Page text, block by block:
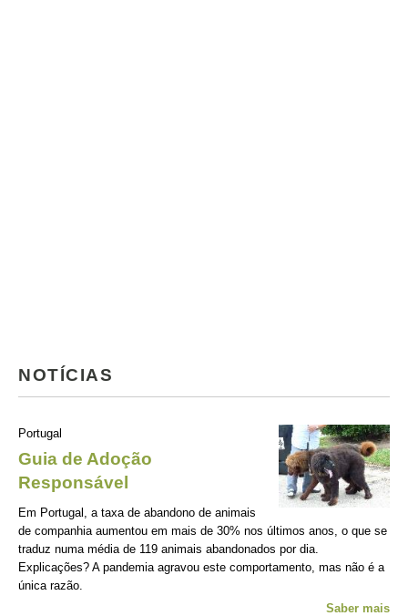
NOTÍCIAS
Portugal
Guia de Adoção
Responsável
Em Portugal, a taxa de abandono de animais
de companhia aumentou em mais de 30% nos últimos anos, o que se
traduz numa média de 119 animais abandonados por dia.
Explicações? A pandemia agravou este comportamento, mas não é a
única razão.
Saber mais